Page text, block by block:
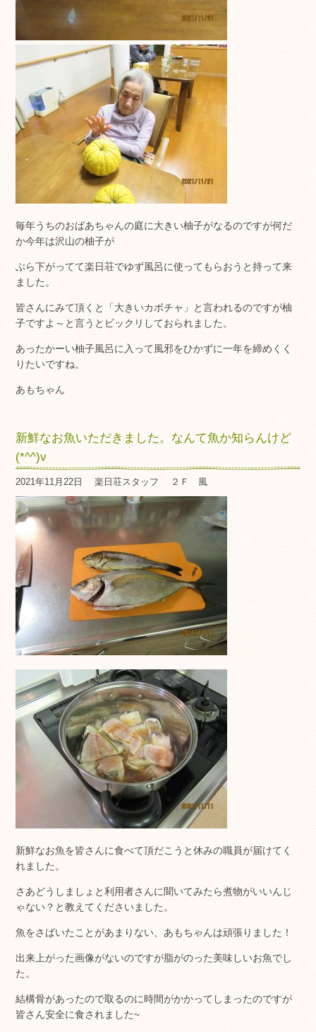
毎年うちのおばあちゃんの庭に大きい柚子がなるのですが何だ
か今年は沢山の柚子が
ぶら下がってて楽日荘でゆず風呂に使ってもらおうと持って来
ました。
皆さんにみて頂くと「大きいカボチャ」と言われるのですが柚
子ですよ～と言うとビックリしておられました。
あったかーい柚子風呂に入って風邪をひかずに一年を締めくく
りたいですね。
あもちゃん
新鮮なお魚いただきました。なんて魚か知らんけど
(*^^)v
2021年11月22日 楽日荘スタッフ ２Ｆ 風
新鮮なお魚を皆さんに食べて頂だこうと休みの職員が届けてく
れました。
さあどうしましょと利用者さんに聞いてみたら煮物がいいんじ
ゃない？と教えてくださいました。
魚をさばいたことがあまりない、あもちゃんは頑張りました！
出来上がった画像がないのですが脂がのった美味しいお魚でし
た。
結構骨があったので取るのに時間がかかってしまったのですが
皆さん安全に食されました~